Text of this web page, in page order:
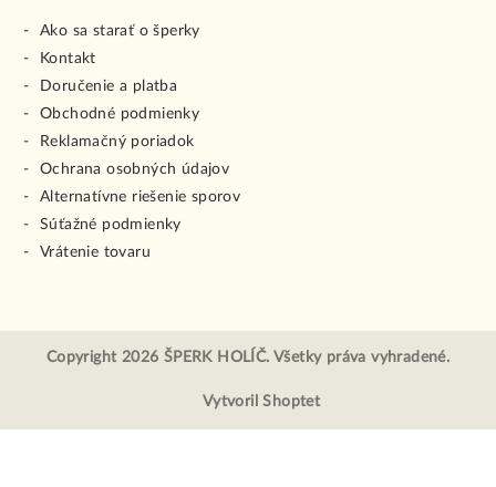
Ako sa starať o šperky
Kontakt
Doručenie a platba
Obchodné podmienky
Reklamačný poriadok
Ochrana osobných údajov
Alternatívne riešenie sporov
Súťažné podmienky
Vrátenie tovaru
Copyright 2026 ŠPERK HOLÍČ. Všetky práva vyhradené.
Vytvoril Shoptet